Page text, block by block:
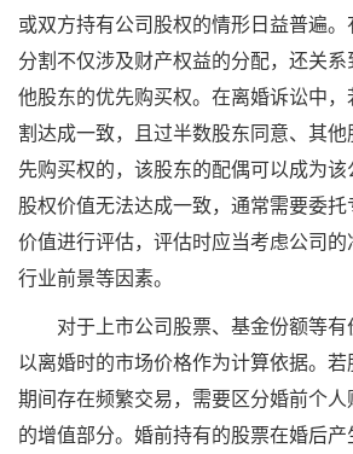
或双方持有公司股权的情形日益普遍
分割不仅涉及财产权益的分配，还关
他股东的优先购买权。在离婚诉讼中
割达成一致，且过半数股东同意、其
先购买权的，该股东的配偶可以成为
股权价值无法达成一致，通常需要委
价值进行评估，评估时应当考虑公司的
行业前景等因素。
对于上市公司股票、基金份额等
以离婚时的市场价格作为计算依据。
期间存在频繁交易，需要区分婚前个
的增值部分。婚前持有的股票在婚后